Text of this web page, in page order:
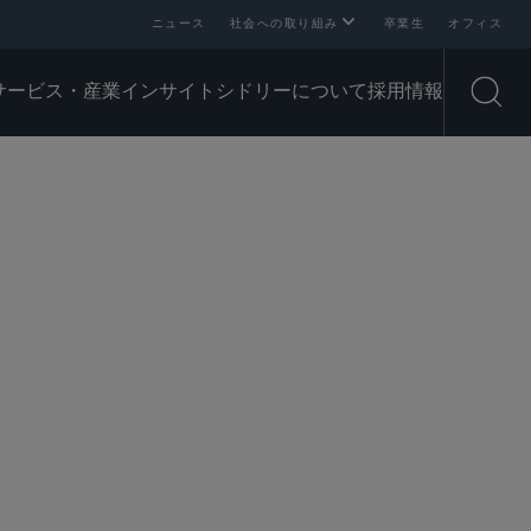
ニュース 社会への取り組み 卒業生 オフィス
ービス・産業インサイト シドリーについて採用情報